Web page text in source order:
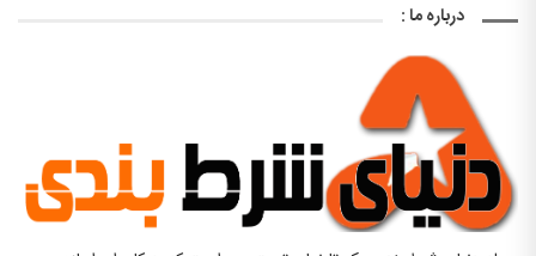
درباره ما :